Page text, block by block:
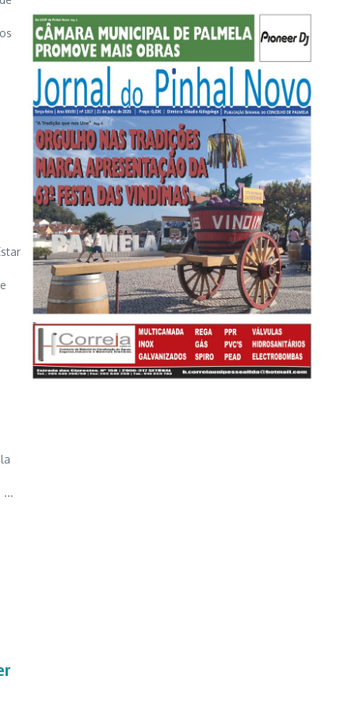
...